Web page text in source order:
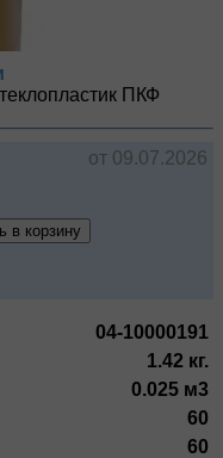
ПКФ
от 09.07.2026
в корзину
04-10000191
1.42 кг.
0.025 м3
60
60